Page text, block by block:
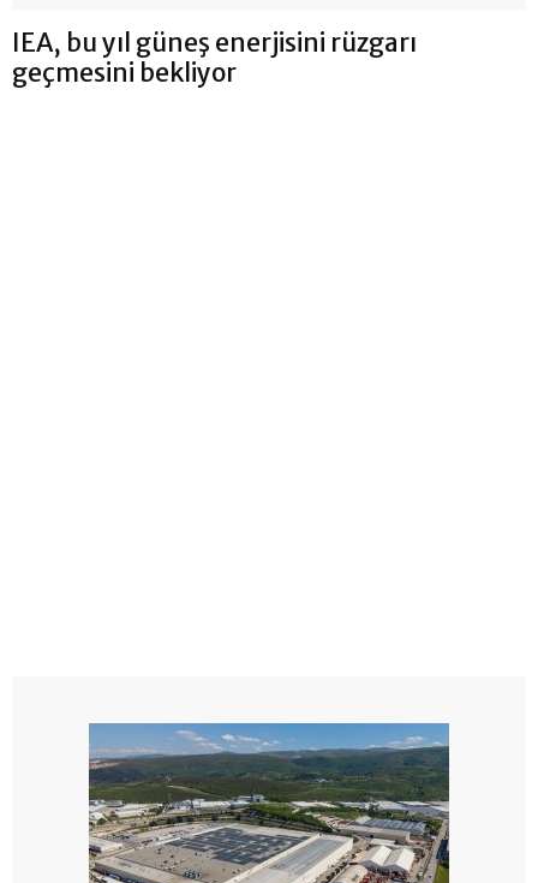
IEA, bu yıl güneş enerjisini rüzgarı
geçmesini bekliyor